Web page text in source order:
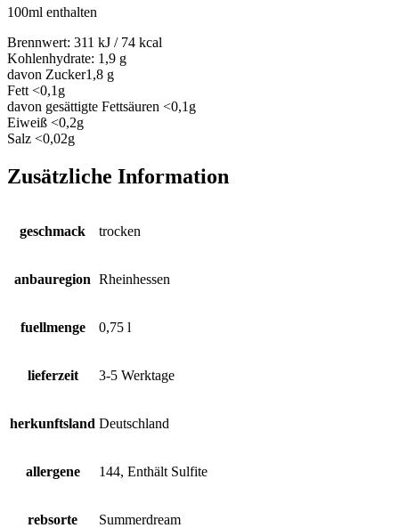
100ml enthalten
Brennwert: 311 kJ / 74 kcal
Kohlenhydrate: 1,9 g
davon Zucker1,8 g
Fett <0,1g
davon gesättigte Fettsäuren <0,1g
Eiweiß <0,2g
Salz <0,02g
Zusätzliche Information
geschmack trocken
anbauregion Rheinhessen
fuellmenge 0,75 l
lieferzeit 3-5 Werktage
herkunftsland Deutschland
allergene 144, Enthält Sulfite
rebsorte Summerdream